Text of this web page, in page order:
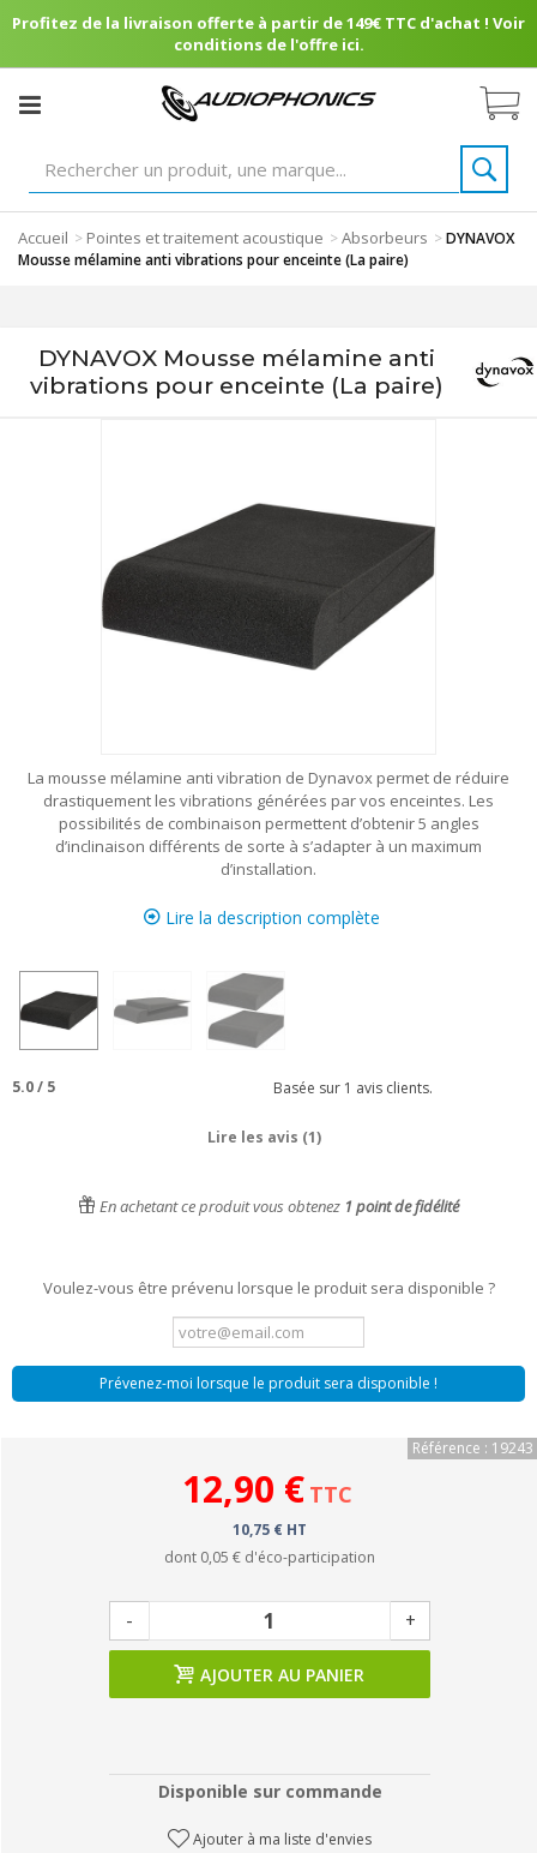
Profitez de la livraison offerte à partir de 149€ TTC d'achat ! Voir
conditions de l'offre ici.
Accueil > Pointes et traitement acoustique >Absorbeurs >DYNAVOX
Mousse mélamine anti vibrations pour enceinte (La paire)
DYNAVOX Mousse mélamine anti
vibrations pour enceinte (La paire)
La mousse mélamine anti vibration de Dynavox permet de réduire
drastiquement les vibrations générées par vos enceintes. Les
possibilités de combinaison permettent d’obtenir 5 angles
d’inclinaison différents de sorte à s’adapter à un maximum
d’installation.
Lire la description complète
5.0/ 5 Basée sur 1 avis clients.
Lire les avis (1)
En achetant ce produit vous obtenez 1 point de fidélité
Voulez-vous être prévenu lorsque le produit sera disponible ?
Prévenez-moi lorsque le produit sera disponible !
Référence : 19243
12,90 € TTC
10,75 € HT
dont 0,05 € d'éco-participation
- +
AJOUTER AU PANIER
Disponible sur commande
Ajouter à ma liste d'envies